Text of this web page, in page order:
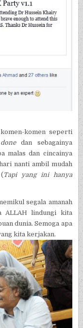
komen seperti
dan sebagainya
malas dan cincainya
nanti ambil mudah
Tapi yang ini hanya
segala amanah
ALLAH lindungi kita
dunia. Semoga apa
kita kerjakan.